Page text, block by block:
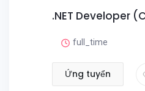
.NET Developer
full_time
Ứng tuyển